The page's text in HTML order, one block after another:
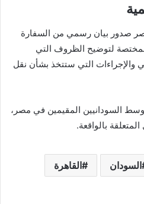
صدور بيان رسمي من السفارة
لتوضيح الظروف التي
والإجراءات التي ستتخذ بشأن نقل
وسط السودانيين المقيمين في مصر،
بالواقعة.
السودان القاهرة